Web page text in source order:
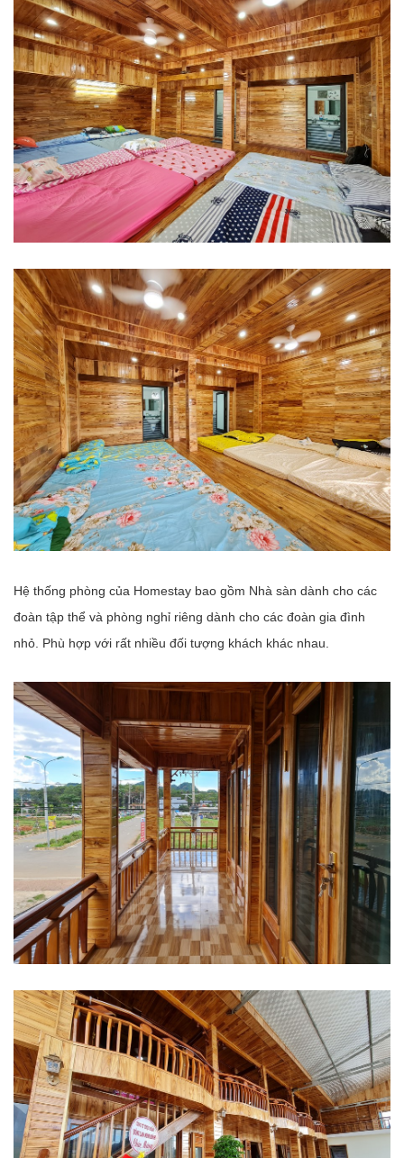
Hệ thống phòng của Homestay bao gồm Nhà sàn dành cho các
đoàn tập thể và phòng nghỉ riêng dành cho các đoàn gia đình
nhỏ. Phù hợp với rất nhiều đối tượng khách khác nhau.